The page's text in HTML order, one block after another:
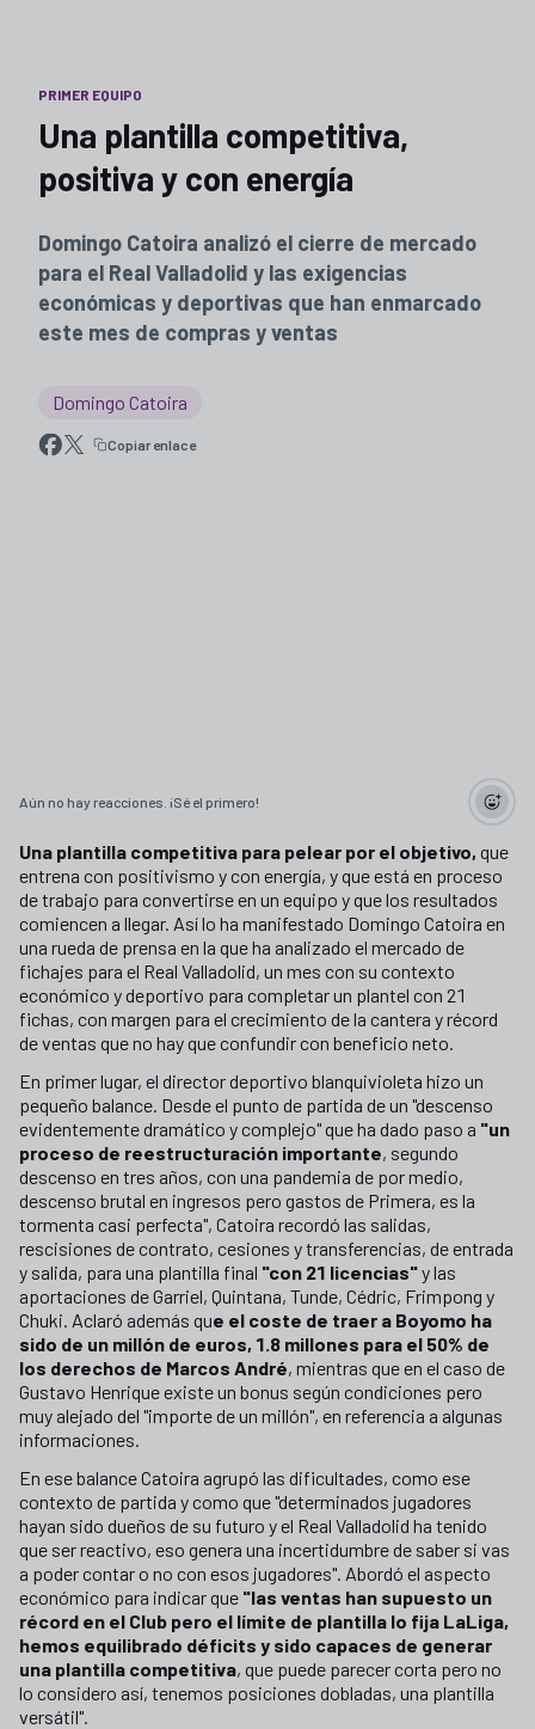
PRIMER EQUIPO
Una plantilla competitiva,
positiva y con energía
Domingo Catoira analizó el cierre de mercado
para el Real Valladolid y las exigencias
económicas y deportivas que han enmarcado
este mes de compras y ventas
Domingo Catoira
Copiar enlace
Aún no hay reacciones. ¡Sé el primero!
Una plantilla competitiva para pelear por el objetivo, que
entrena con positivismo y con energía, y que está en proceso
de trabajo para convertirse en un equipo y que los resultados
comiencen a llegar. Así lo ha manifestado Domingo Catoira en
una rueda de prensa en la que ha analizado el mercado de
fichajes para el Real Valladolid, un mes con su contexto
económico y deportivo para completar un plantel con 21
fichas, con margen para el crecimiento de la cantera y récord
de ventas que no hay que confundir con beneficio neto.
En primer lugar, el director deportivo blanquivioleta hizo un
pequeño balance. Desde el punto de partida de un "descenso
evidentemente dramático y complejo" que ha dado paso a "un
proceso de reestructuración importante, segundo
descenso en tres años, con una pandemia de por medio,
descenso brutal en ingresos pero gastos de Primera, es la
tormenta casi perfecta", Catoira recordó las salidas,
rescisiones de contrato, cesiones y transferencias, de entrada
y salida, para una plantilla final "con 21 licencias"y las
aportaciones de Garriel, Quintana, Tunde, Cédric, Frimpong y
Chuki. Aclaró además que el coste de traer a Boyomo ha
sido de un millón de euros, 1.8 millones para el 50% de
los derechos de Marcos André, mientras que en el caso de
Gustavo Henrique existe un bonus según condiciones pero
muy alejado del "importe de un millón", en referencia a algunas
informaciones.
En ese balance Catoira agrupó las dificultades, como ese
contexto de partida y como que "determinados jugadores
hayan sido dueños de su futuro y el Real Valladolid ha tenido
que ser reactivo, eso genera una incertidumbre de saber si vas
a poder contar o no con esos jugadores". Abordó el aspecto
económico para indicar que "las ventas han supuesto un
récord en el Club pero el límite de plantilla lo fija LaLiga,
hemos equilibrado déficits y sido capaces de generar
una plantilla competitiva, que puede parecer corta pero no
lo considero así, tenemos posiciones dobladas, una plantilla
versátil".